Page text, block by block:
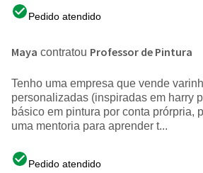
Pedido atendido
Maya contratou Professor de Pintura
Tenho uma empresa que vende
personalizadas (inspiradas em harry
básico em pintura por conta prórpria,
uma mentoria para aprender t...
Pedido atendido